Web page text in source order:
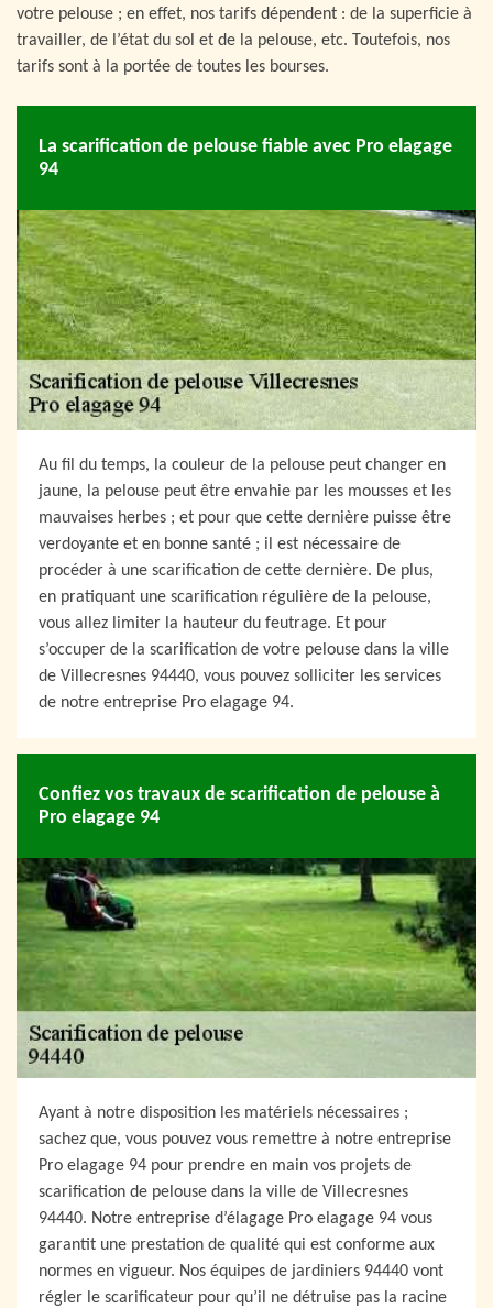
votre pelouse ; en effet, nos tarifs dépendent : de la superficie à
travailler, de l’état du sol et de la pelouse, etc. Toutefois, nos
tarifs sont à la portée de toutes les bourses.
La scarification de pelouse fiable avec Pro elagage
94
Au fil du temps, la couleur de la pelouse peut changer en
jaune, la pelouse peut être envahie par les mousses et les
mauvaises herbes ; et pour que cette dernière puisse être
verdoyante et en bonne santé ; il est nécessaire de
procéder à une scarification de cette dernière. De plus,
en pratiquant une scarification régulière de la pelouse,
vous allez limiter la hauteur du feutrage. Et pour
s’occuper de la scarification de votre pelouse dans la ville
de Villecresnes 94440, vous pouvez solliciter les services
de notre entreprise Pro elagage 94.
Confiez vos travaux de scarification de pelouse à
Pro elagage 94
Ayant à notre disposition les matériels nécessaires ;
sachez que, vous pouvez vous remettre à notre entreprise
Pro elagage 94 pour prendre en main vos projets de
scarification de pelouse dans la ville de Villecresnes
94440. Notre entreprise d’élagage Pro elagage 94 vous
garantit une prestation de qualité qui est conforme aux
normes en vigueur. Nos équipes de jardiniers 94440 vont
régler le scarificateur pour qu’il ne détruise pas la racine